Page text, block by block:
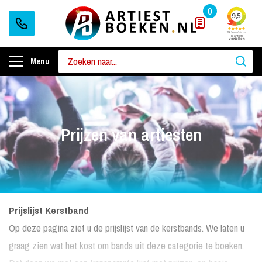
0
Menu
Prijzen van artiesten
Prijslijst Kerstband
Op deze pagina ziet u de prijslijst van de kerstbands. We laten u
graag zien wat het kost om bands uit deze categorie te boeken.